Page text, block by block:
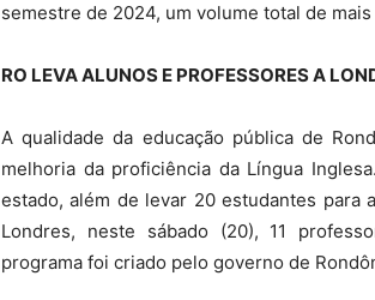
semestre de 2024, um volume total de
RO LEVA ALUNOS E PROFESSORES A
A qualidade da educação pública de
melhoria da proficiência da Língua
estado, além de levar 20 estudantes para
Londres, neste sábado (20), 11
programa foi criado pelo governo de